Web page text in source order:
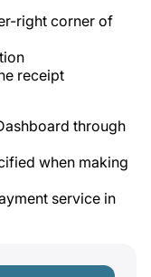
right corner of
receipt
through
when making
service in